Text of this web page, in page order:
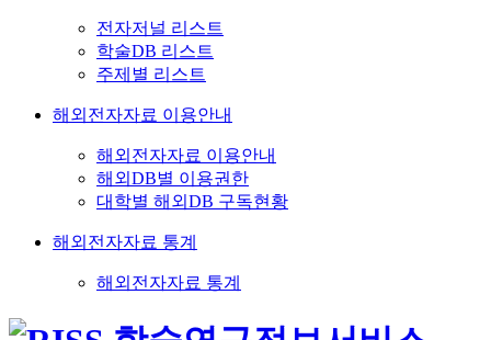
전자저널 리스트
학술DB 리스트
주제별 리스트
해외전자자료 이용안내
해외전자자료 이용안내
해외DB별 이용권한
대학별 해외DB 구독현황
해외전자자료 통계
해외전자자료 통계